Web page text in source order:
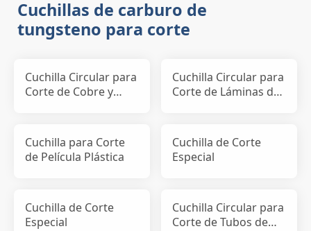
Cuchillas de carburo de
tungsteno para corte
Cuchilla Circular para
Corte de Cobre y
Cuchilla Circular para
Corte de Láminas de
Cuchilla para Corte
de Película Plástica
Cuchilla de Corte
Especial
Cuchilla de Corte
Especial
Cuchilla Circular para
Corte de Tubos de